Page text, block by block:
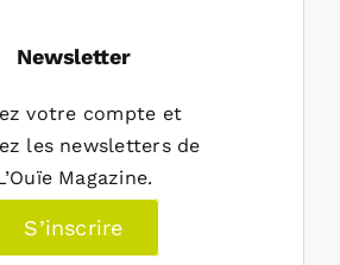
Newsletter
votre compte et
les newsletters de
Magazine.
S’inscrire